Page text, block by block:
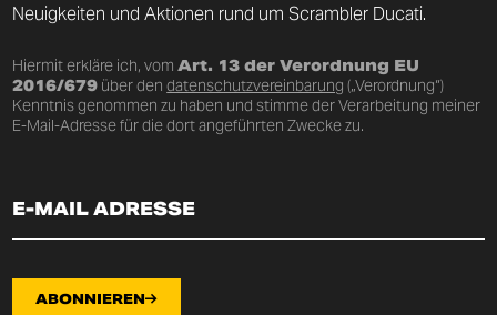
Neuigkeiten und Aktionen rund um Scrambler Ducati.
Hiermit erkläre ich, vomArt. 13 der Verordnung EU
2016/679 über dendatenschutzvereinbarung („Verordnung“)
Kenntnis genommen zu haben und stimme der Verarbeitung meiner
E-Mail-Adresse für die dort angeführten Zwecke zu.
ABONNIEREN